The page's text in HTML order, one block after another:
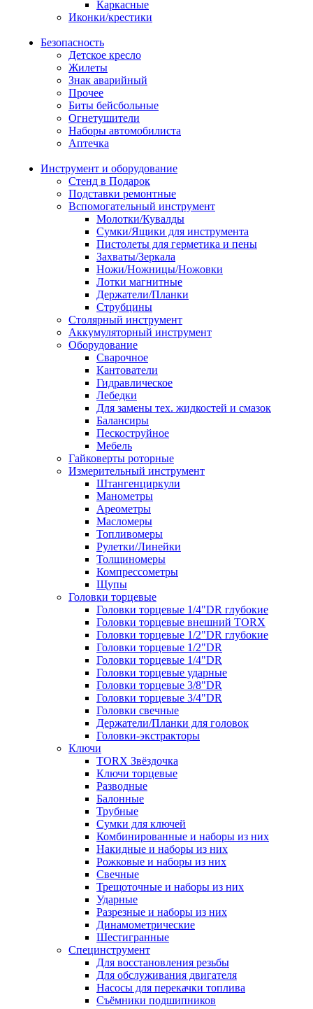
Каркасные
Иконки/крестики
Безопасность
Детское кресло
Жилеты
Знак аварийный
Прочее
Биты бейсбольные
Огнетушители
Наборы автомобилиста
Аптечка
Инструмент и оборудование
Стенд в Подарок
Подставки ремонтные
Вспомогательный инструмент
Молотки/Кувалды
Сумки/Ящики для инструмента
Пистолеты для герметика и пены
Захваты/Зеркала
Ножи/Ножницы/Ножовки
Лотки магнитные
Держатели/Планки
Струбцины
Столярный инструмент
Аккумуляторный инструмент
Оборудование
Сварочное
Кантователи
Гидравлическое
Лебедки
Для замены тех. жидкостей и смазок
Балансиры
Пескоструйное
Мебель
Гайковерты роторные
Измерительный инструмент
Штангенциркули
Манометры
Ареометры
Масломеры
Топливомеры
Рулетки/Линейки
Толщиномеры
Компрессометры
Щупы
Головки торцевые
Головки торцевые 1/4"DR глубокие
Головки торцевые внешний TORX
Головки торцевые 1/2"DR глубокие
Головки торцевые 1/2"DR
Головки торцевые 1/4"DR
Головки торцевые ударные
Головки торцевые 3/8"DR
Головки торцевые 3/4"DR
Головки свечные
Держатели/Планки для головок
Головки-экстракторы
Ключи
TORX Звёздочка
Ключи торцевые
Разводные
Балонные
Трубные
Сумки для ключей
Комбинированные и наборы из них
Накидные и наборы из них
Рожковые и наборы из них
Свечные
Трещоточные и наборы из них
Ударные
Разрезные и наборы из них
Динамометрические
Шестигранные
Специнструмент
Для восстановления резьбы
Для обслуживания двигателя
Насосы для перекачки топлива
Съёмники подшипников